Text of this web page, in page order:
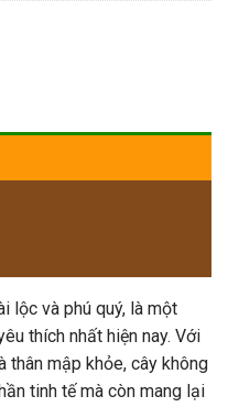
lộc và phú quý, là một
thích nhất hiện nay. Với
thân mập khỏe, cây không
tinh tế mà còn mang lại